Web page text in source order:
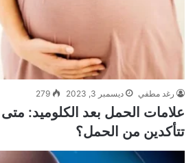
رغد مطفي ديسمبر 3, 2023 279
علامات الحمل بعد الكلوميد:
تتأكدين من الحمل؟